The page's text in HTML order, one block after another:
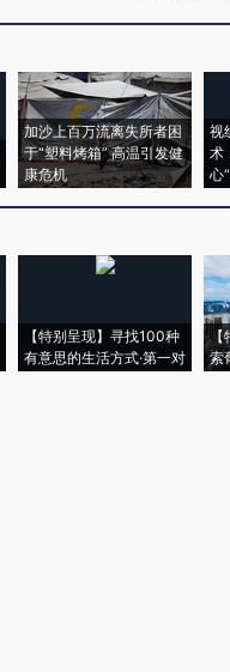
加沙上百万流离失所者困
于“塑料烤箱” 高温引发健
康危机
视
术
心
【特别呈现】寻找100种
有意思的生活方式·第一对
【
索